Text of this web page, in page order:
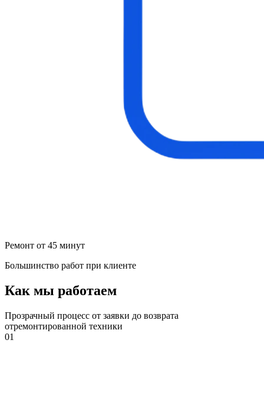
Ремонт от 45 минут
Большинство работ при клиенте
Как мы работаем
Прозрачный процесс от заявки до возврата
отремонтированной техники
01